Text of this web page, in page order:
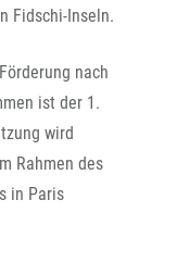
Fidschi-Inseln.
nach
ist der 1.
wird
Rahmen des
in Paris